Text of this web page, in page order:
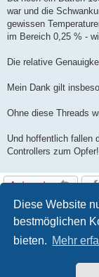
Diese Website
bestmöglichen
bieten. Mehr
war und die
gewissen
im Bereich 0,25 % -
Die relative
Mein Dank gilt
Ohne diese Threads
Und hoffentlich fallen
Controllers zum Opfer!
Antworten